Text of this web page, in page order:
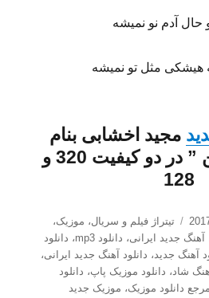
حال آدم نو نمیشه
هیشکی مثل تو نمیشه
مجید اخشابی بنام
” در دو کیفیت 320 و
128
دسته‌ها
تیتراژ فیلم و سریال، موزیک،
آهنگ جدید ایرانی، دانلود mp3 ، دانلود
آهنگ جدید، دانلود آهنگ جدید ایرانی،
شاد، دانلود موزیک پاپ، دانلود
مرجع دانلود موزیک، موزیک جدید